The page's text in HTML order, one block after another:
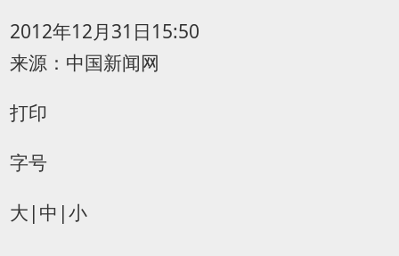
2012年12月31日15:50
来源： 中国新闻网
打印
字号
大 | 中 |小